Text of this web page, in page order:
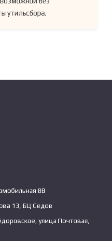
утильсбора.
8В
13, БЦ Седов
улица Почтовая,